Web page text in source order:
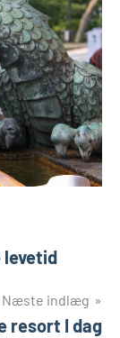
Næste indlæg
resort I dag